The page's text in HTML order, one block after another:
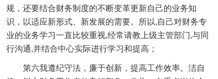
规，还要结合财务制度的不断变革更新自己的业务知
识，以适应新形式、新发展的需要。所以,自己对财务专
业的业务学习一直比较重视,经常请教上级主管部门,与同
行沟通,并结合中心实际进行学习和提高；
第六我遵纪守法，廉于创新，提高工作效率。洁自